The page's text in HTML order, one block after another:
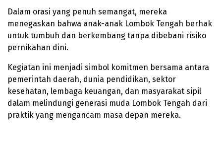
Dalam orasi yang penuh semangat, mereka
menegaskan bahwa anak-anak Lombok Tengah berhak
untuk tumbuh dan berkembang tanpa dibebani risiko
pernikahan dini.
Kegiatan ini menjadi simbol komitmen bersama antara
pemerintah daerah, dunia pendidikan, sektor
kesehatan, lembaga keuangan, dan masyarakat sipil
dalam melindungi generasi muda Lombok Tengah dari
praktik yang mengancam masa depan mereka.